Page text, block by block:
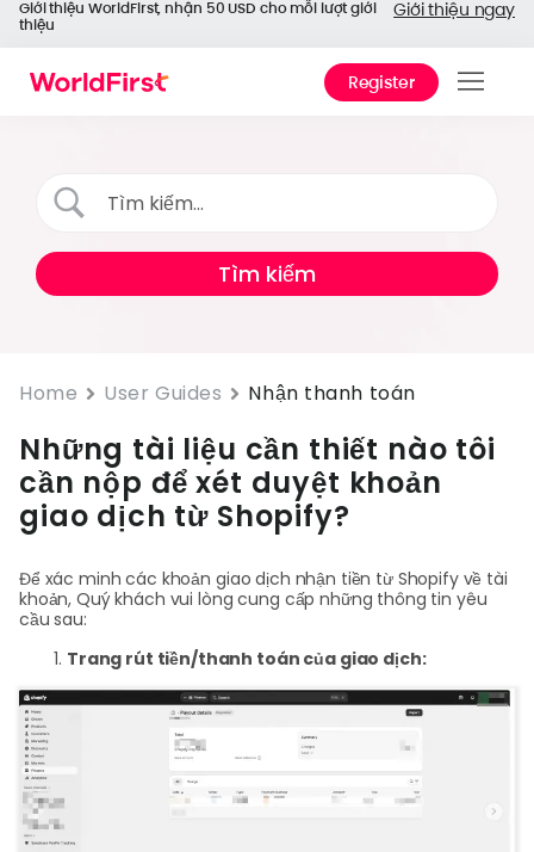
Giới thiệu WorldFirst, nhận 50 USD cho mỗi lượt giới
thiệu
Giới thiệu ngay
Register
Tại
Home User Guides Nhận thanh toán
Những tài liệu cần thiết nào tôi
cần nộp để xét duyệt khoản
giao dịch từ Shopify?
Để xác minh các khoản giao dịch nhận tiền từ Shopify về tài
khoản, Quý khách vui lòng cung cấp những thông tin yêu
cầu sau:
Trang rút tiền/thanh toán của giao dịch: